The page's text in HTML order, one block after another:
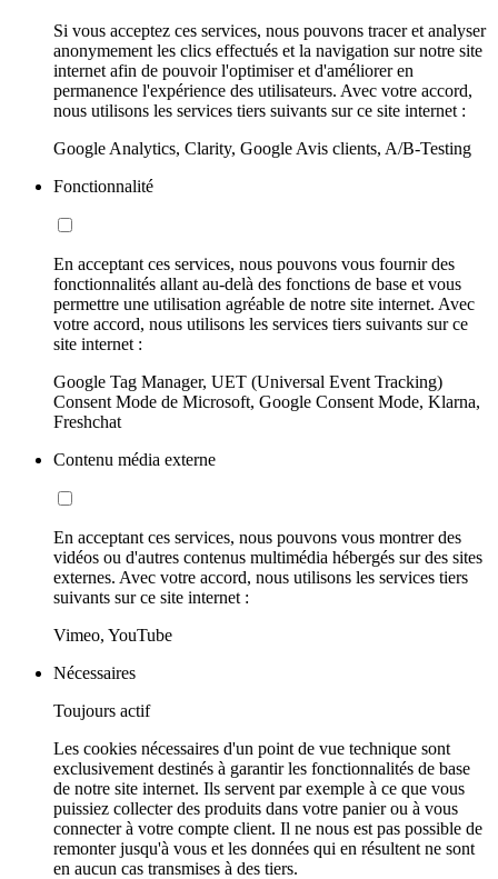
Si vous acceptez ces services, nous pouvons tracer et analyser
anonymement les clics effectués et la navigation sur notre site
internet afin de pouvoir l'optimiser et d'améliorer en
permanence l'expérience des utilisateurs. Avec votre accord,
nous utilisons les services tiers suivants sur ce site internet :
Google Analytics, Clarity, Google Avis clients, A/B-Testing
Fonctionnalité
En acceptant ces services, nous pouvons vous fournir des
fonctionnalités allant au-delà des fonctions de base et vous
permettre une utilisation agréable de notre site internet. Avec
votre accord, nous utilisons les services tiers suivants sur ce
site internet :
Google Tag Manager, UET (Universal Event Tracking)
Consent Mode de Microsoft, Google Consent Mode, Klarna,
Freshchat
Contenu média externe
En acceptant ces services, nous pouvons vous montrer des
vidéos ou d'autres contenus multimédia hébergés sur des sites
externes. Avec votre accord, nous utilisons les services tiers
suivants sur ce site internet :
Vimeo, YouTube
Nécessaires
Toujours actif
Les cookies nécessaires d'un point de vue technique sont
exclusivement destinés à garantir les fonctionnalités de base
de notre site internet. Ils servent par exemple à ce que vous
puissiez collecter des produits dans votre panier ou à vous
connecter à votre compte client. Il ne nous est pas possible de
remonter jusqu'à vous et les données qui en résultent ne sont
en aucun cas transmises à des tiers.